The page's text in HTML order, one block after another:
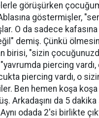
görüşürken
göstermişler,
O da sadece kafasına
demiş. Çünkü
birisi, "sizin
"yavrumda piercing
piercing vardı, o
Ben hemen koşa
Arkadaşını da 5
odada 2'si birlikte